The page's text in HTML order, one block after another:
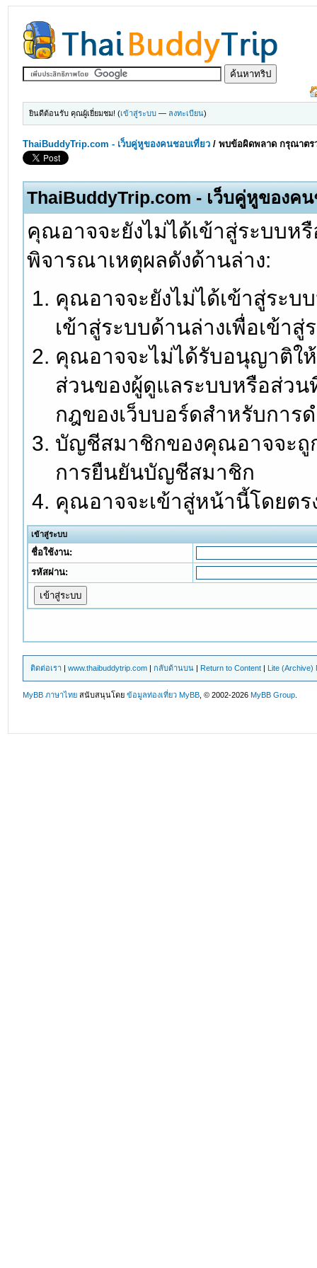
ยินดีต้อนรับ คุณผู้เยี่ยมชม! (เข้าสู่ระบบ — ลงทะเบียน)
ThaiBuddyTrip.com - เว็บคู่หูของคนชอบเที่ยว /พบข้อผิดพลาด กรุณาตร
ThaiBuddyTrip.com - เว็บคู่หูของค
คุณอาจจะยังไม่ได้เข้าสู่ระบบ
พิจารณาเหตุผลดังด้านล่าง:
คุณอาจจะยังไม่ได้เข้าสู่ระบ
เข้าสู่ระบบด้านล่างเพื่อเข้า
คุณอาจจะไม่ได้รับอนุญาติใ
ส่วนของผู้ดูแลระบบหรือส่ว
กฎของเว็บบอร์ดสำหรับการ
บัญชีสมาชิกของคุณอาจจะถู
การยืนยันบัญชีสมาชิก
คุณอาจจะเข้าสู่หน้านี้โดยต
เข้าสู่ระบบ
ชื่อใช้งาน:
รหัสผ่าน:
ติดต่อเรา |www.thaibuddytrip.com |กลับด้านบน | Return to Content | Lite (Archive)
MyBB ภาษาไทย สนับสนุนโดยข้อมูลท่องเที่ยว MyBB , © 2002-2026MyBB Group